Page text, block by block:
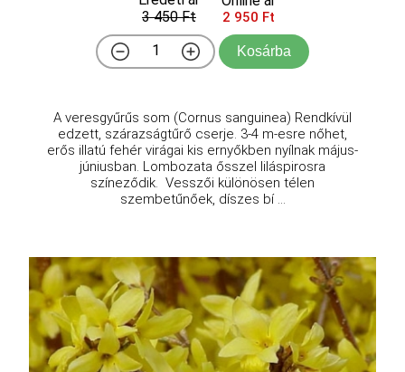
3 450 Ft
2 950 Ft
Kosárba
A veresgyűrűs som (Cornus sanguinea) Rendkívül
edzett, szárazságtűrő cserje. 3-4 m-esre nőhet,
erős illatú fehér virágai kis ernyőkben nyílnak május-
júniusban. Lombozata ősszel liláspirosra
színeződik. Vesszői különösen télen
szembetűnőek, díszes bí ...